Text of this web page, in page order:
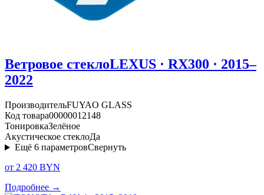
Ветровое стеклоLEXUS · RX300 · 2015–
2022
ПроизводительFUYAO GLASS
Код товара00000012148
ТонировкаЗелёное
Акустическое стеклоДа
Ещё 6 параметровСвернуть
от 2 420 BYN
Подробнее →